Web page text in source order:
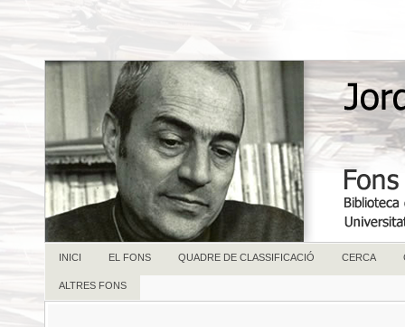
INICI EL FONS QUADRE DE CLASSIFICACIÓ CERCA
ALTRES FONS